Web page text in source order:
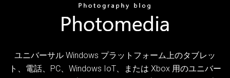
ユニバーサル Windows プラットフォーム上のタブレッ
ト、電話、PC、Windows IoT、または Xbox 用のユニバー